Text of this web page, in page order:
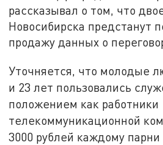
рассказывал о том, что
Новосибирска предстанут
продажу данных о
Уточняется, что молодые
и 23 лет пользовались
положением как работники
телекоммуникационной
3000 рублей каждому